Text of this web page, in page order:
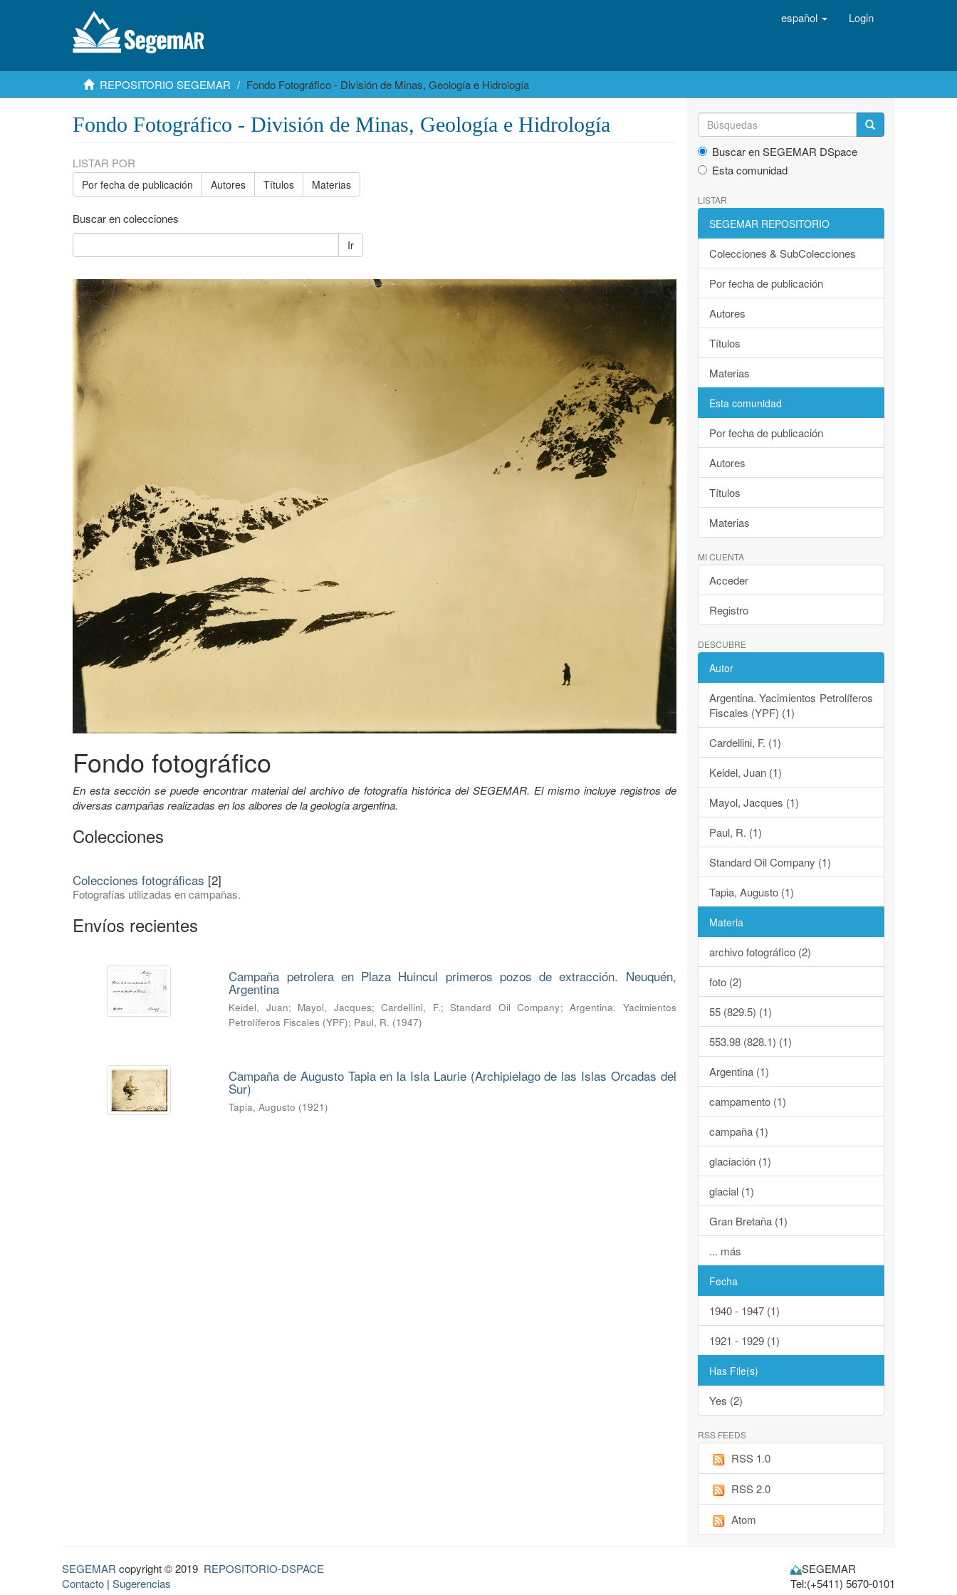
español Login
REPOSITORIO SEGEMAR Fondo Fotográfico - División de Minas, Geología e Hidrología
Fondo Fotográfico - División de Minas, Geología e Hidrología
LISTAR POR
Por fecha de publicación Autores Títulos Materias
Buscar en colecciones
Ir
Fondo fotográfico
En esta sección se puede encontrar material del archivo de fotografía histórica del SEGEMAR. El mismo incluye registros de
diversas campañas realizadas en los albores de la geología argentina.
Colecciones
Colecciones fotográficas [2]
Fotografías utilizadas en campañas.
Envíos recientes
Campaña petrolera en Plaza Huincul primeros pozos de extracción. Neuquén,
Argentina
Keidel, Juan; Mayol, Jacques;Cardellini, F.;Standard Oil Company;Argentina. Yacimientos
Petrolíferos Fiscales (YPF); Paul, R. (1947)
Campaña de Augusto Tapia en la Isla Laurie (Archipielago de las Islas Orcadas del
Sur)
Tapia, Augusto (1921)
Buscar en SEGEMAR DSpace
Esta comunidad
LISTAR
SEGEMAR REPOSITORIO
Colecciones & SubColecciones
Por fecha de publicación
Autores
Títulos
Materias
Esta comunidad
Por fecha de publicación
Autores
Títulos
Materias
MI CUENTA
Acceder
Registro
DESCUBRE
Autor
Argentina. Yacimientos Petrolíferos
Fiscales (YPF) (1)
Cardellini, F. (1)
Keidel, Juan (1)
Mayol, Jacques (1)
Paul, R. (1)
Standard Oil Company (1)
Tapia, Augusto (1)
Materia
archivo fotográfico (2)
foto (2)
55 (829.5) (1)
553.98 (828.1) (1)
Argentina (1)
campamento (1)
campaña (1)
glaciación (1)
glacial (1)
Gran Bretaña (1)
... más
Fecha
1940 - 1947 (1)
1921 - 1929 (1)
Has File(s)
Yes (2)
RSS FEEDS
RSS 1.0
RSS 2.0
Atom
SEGEMAR copyright © 2019 REPOSITORIO-DSPACE
Contacto | Sugerencias
SEGEMAR
Tel:(+5411) 5670-0101